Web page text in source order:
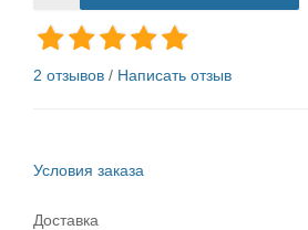
2 отзывов / Написать отзыв
Условия заказа
Доставка